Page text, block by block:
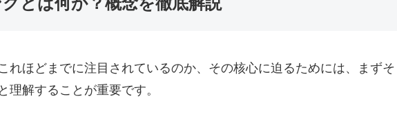
れほどまでに注目されているのか、その核心に迫るためには、まずそ
理解することが重要です。